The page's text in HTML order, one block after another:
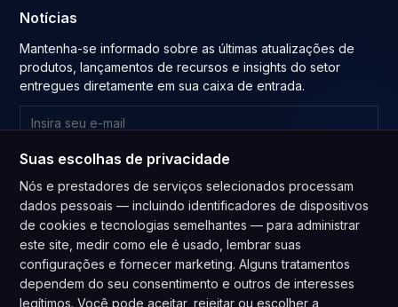
Notícias
Mantenha-se informado sobre as últimas atualizações de
produtos, lançamentos de recursos e insights do setor
entregues diretamente em sua caixa de entrada.
Inscrever-se
Ao se inscrever, você concorda com nossaPolítica de Privacidade
concorda em receber atualizações de nossa empresa.
Suas escolhas de privacidade
Nós e prestadores de serviços selecionados processam
dados pessoais — incluindo identificadores de dispositivos
de cookies e tecnologias semelhantes — para administrar
este site, medir como ele é usado, lembrar suas
configurações e fornecer marketing. Alguns tratamentos
dependem do seu consentimento e outros de interesses
legítimos. Você pode aceitar, rejeitar ou escolher a